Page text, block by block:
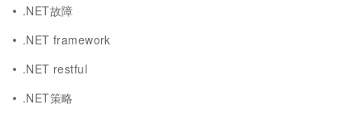
.NET故障
.NET framework
.NET restful
.NET策略